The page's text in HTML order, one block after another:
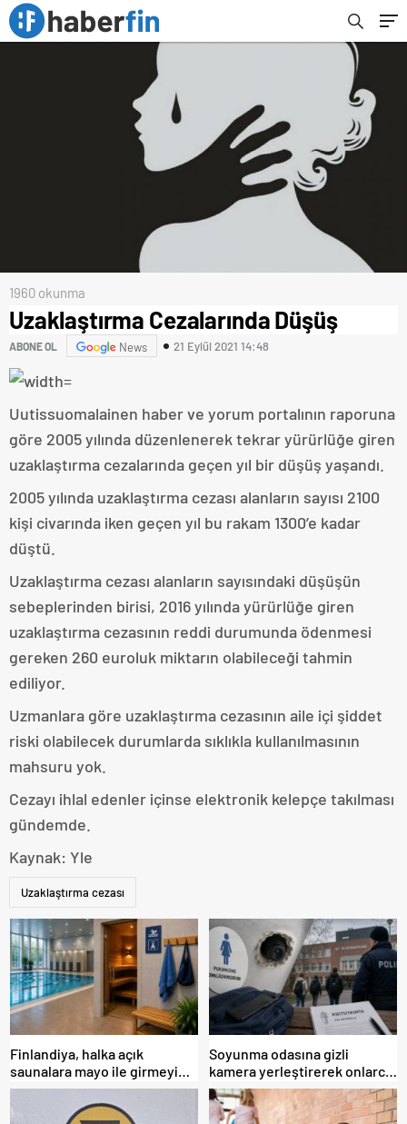
1960 okunma
Uzaklaştırma Cezalarında Düşüş
ABONE OL News 21 Eylül 2021 14:48
Uutissuomalainen haber ve yorum portalının raporuna
göre 2005 yılında düzenlenerek tekrar yürürlüğe giren
uzaklaştırma cezalarında geçen yıl bir düşüş yaşandı.
2005 yılında uzaklaştırma cezası alanların sayısı 2100
kişi civarında iken geçen yıl bu rakam 1300’e kadar
düştü.
Uzaklaştırma cezası alanların sayısındaki düşüşün
sebeplerinden birisi, 2016 yılında yürürlüğe giren
uzaklaştırma cezasının reddi durumunda ödenmesi
gereken 260 euroluk miktarın olabileceği tahmin
ediliyor.
Uzmanlara göre uzaklaştırma cezasının aile içi şiddet
riski olabilecek durumlarda sıklıkla kullanılmasının
mahsuru yok.
Cezayı ihlal edenler içinse elektronik kelepçe takılması
gündemde.
Kaynak: Yle
Uzaklaştırma cezası
Finlandiya, halka açık
saunalara mayo ile girmeyi
tartışıyor
Soyunma odasına gizli
kamera yerleştirerek onlarca
öğrenciyi görüntüledi